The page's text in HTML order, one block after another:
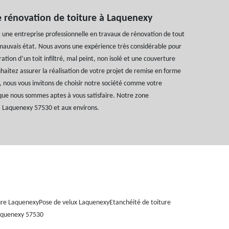
rénovation de toiture à Laquenexy
entreprise professionnelle en travaux de rénovation de tout
état. Nous avons une expérience très considérable pour
d’un toit infiltré, mal peint, non isolé et une couverture
assurer la réalisation de votre projet de remise en forme
vous invitons de choisir notre société comme votre
nous sommes aptes à vous satisfaire. Notre zone
57530 et aux environs.
LaquenexyPose de velux LaquenexyEtanchéité de toiture
57530